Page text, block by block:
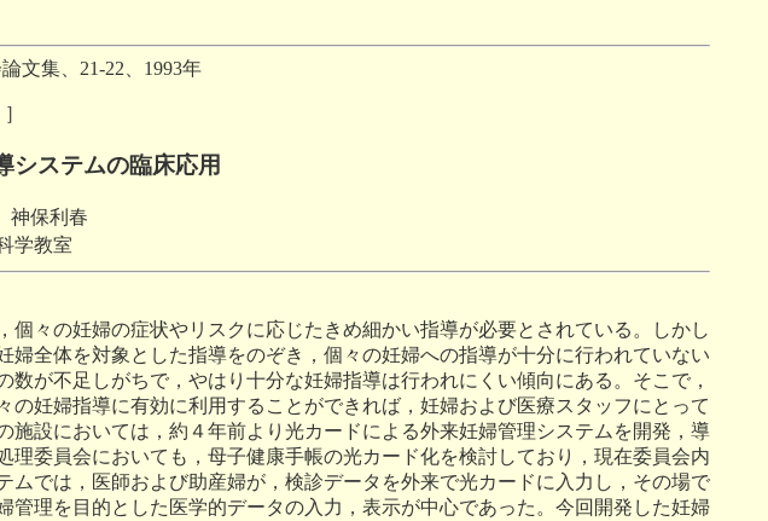
文集、21-22、1993年
システムの臨床応用
神保利春
学教室
々の妊婦の症状やリスクに応じたきめ細かい指導が必要とされている。しかし
全体を対象とした指導をのぞき，個々の妊婦への指導が十分に行われていない
が不足しがちで，やはり十分な妊婦指導は行われにくい傾向にある。そこで，
妊婦指導に有効に利用することができれば，妊婦および医療スタッフにとって
設においては，約４年前より光カードによる外来妊婦管理システムを開発，導
委員会においても，母子健康手帳の光カード化を検討しており，現在委員会内
では，医師および助産婦が，検診データを外来で光カードに入力し，その場で
理を目的とした医学的データの入力，表示が中心であった。今回開発した妊婦